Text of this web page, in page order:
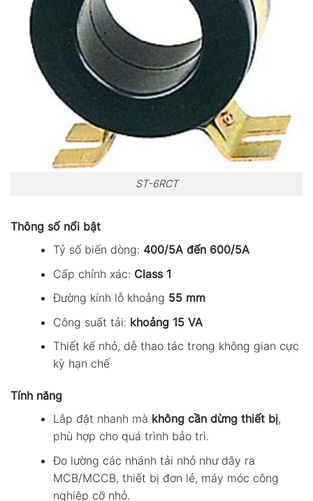
ST-6RCT
Thông số nổi bật
Tỷ số biến dòng: 400/5A đến 600/5A
Cấp chính xác: Class 1
Đường kính lỗ khoảng 55 mm
Công suất tải: khoảng 15 VA
Thiết kế nhỏ, dễ thao tác trong không gian cực
kỳ hạn chế
Tính năng
Lắp đặt nhanh mà không cần dừng thiết bị,
phù hợp cho quá trình bảo trì.
Đo lường các nhánh tải nhỏ như dây ra
MCB/MCCB, thiết bị đơn lẻ, máy móc công
nghiệp cỡ nhỏ.